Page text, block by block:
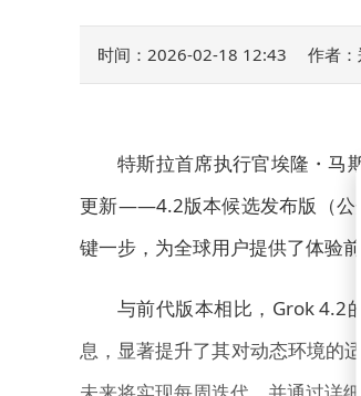
时间：2026-02-18 12:43 作者
特斯拉首席执行官埃隆・马
更新——4.2版本候选发布版（公
键一步，为全球用户提供了体验
与前代版本相比，Grok 4.2
息，显著提升了其对动态环境的